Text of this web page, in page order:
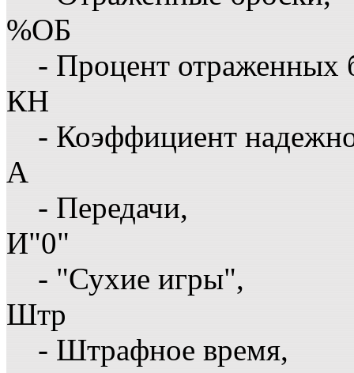
%ОБ
- Процент отраженных
КН
- Коэффициент
А
- Передачи,
И"0"
- "Сухие игры",
Штр
- Штрафное время,